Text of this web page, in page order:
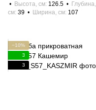
Высота, см 126.5
Глубина,
см 39 Ширина, см 107
−10%
3
3